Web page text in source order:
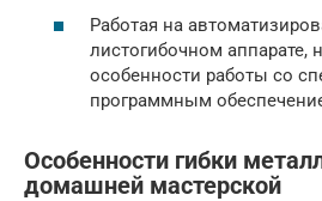
Работая на
листогибочном аппарате,
особенности работы со
программным
Особенности гибки
домашней мастерской